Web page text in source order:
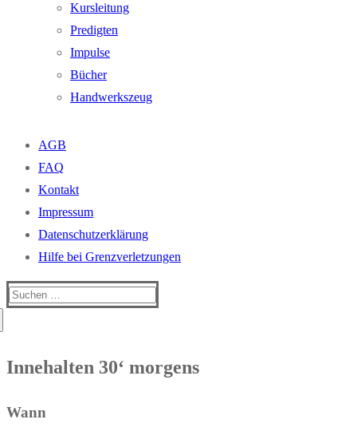
Kursleitung
Predigten
Impulse
Bücher
Handwerkszeug
AGB
FAQ
Kontakt
Impressum
Datenschutzerklärung
Hilfe bei Grenzverletzungen
Suchen
Innehalten 30‘ morgens
Wann